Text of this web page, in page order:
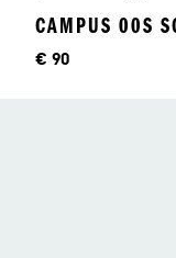
CAMPUS 00S
Preis
€ 90